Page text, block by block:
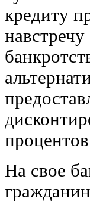
кредиту
На свое